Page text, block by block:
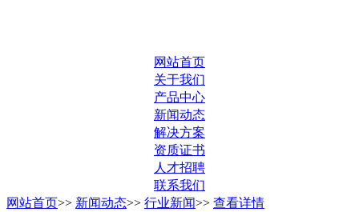
网站首页
关于我们
产品中心
新闻动态
解决方案
资质证书
人才招聘
联系我们
网站首页>> 新闻动态>> 行业新闻>> 查看详情